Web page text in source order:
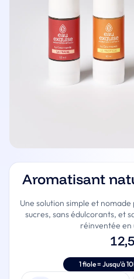
Aromatisant
Une solution simple et
sucres, sans édulcorants, et
réinventée en
1 fiole = Jusqu'à